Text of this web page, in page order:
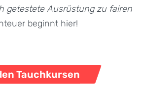
getestete Ausrüstung zu fairen
beginnt hier!
Tauchkursen